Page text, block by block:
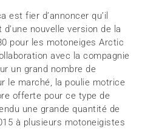
est fier d’annoncer qu’il
nouvelle version de la
pour les motoneiges Arctic
avec la compagnie
un grand nombre de
le marché, la poulie motrice
offerte pour ce type de
une grande quantité de
à plusieurs motoneigistes